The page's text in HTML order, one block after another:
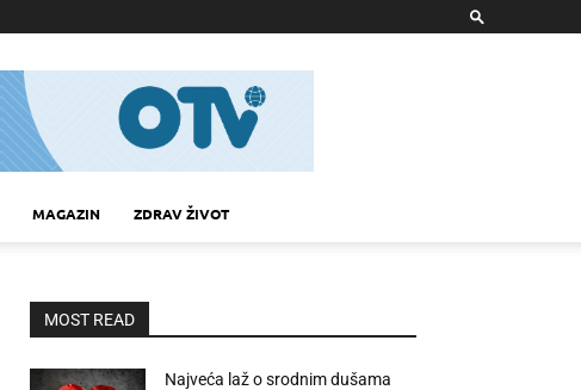
MAGAZIN ZDRAV ŽIVOT
MOST READ
Najveća laž o srodnim dušama